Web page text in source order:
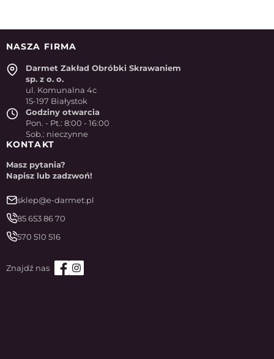
NASZA FIRMA
Darmet Zakład Obróbki Skrawaniem
sp. z o. o.
ul. Komunalna 4c
15-197 Białystok
Godziny otwarcia
Pon. - Pt.: 8:00 - 16:00
Sob.: nieczynne
KONTAKT
Masz pytania?
Napisz lub zadzwoń!
sklep@e-darmet.pl
85 653 86 70
570 510 516